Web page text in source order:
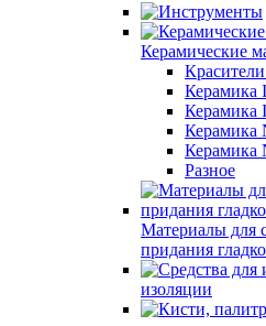
Керамические
Керамика
Керамика
Керамика
Керамика
Разное
Материалы для
придания
изоляции